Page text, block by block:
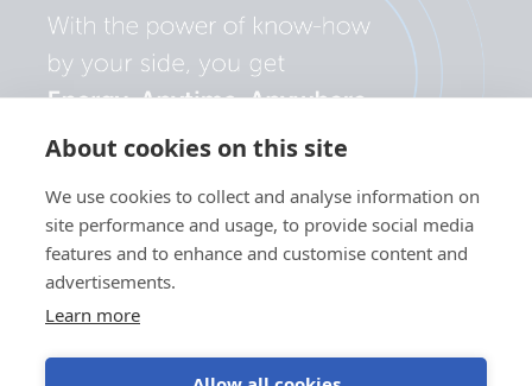
About cookies on this site
We use cookies to collect and analyse information on
site performance and usage, to provide social media
features and to enhance and customise content and
advertisements.
Learn more